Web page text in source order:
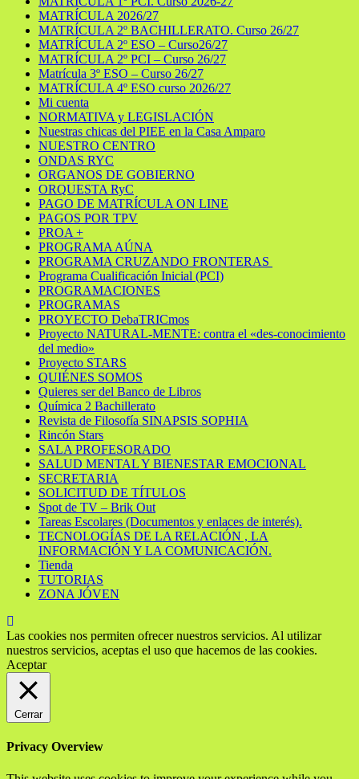
MATRÍCULA 2026/27
MATRÍCULA 2º BACHILLERATO. Curso 26/27
MATRÍCULA 2º ESO – Curso26/27
MATRÍCULA 2º PCI – Curso 26/27
Matrícula 3º ESO – Curso 26/27
MATRÍCULA 4º ESO curso 2026/27
Mi cuenta
NORMATIVA y LEGISLACIÓN
Nuestras chicas del PIEE en la Casa Amparo
NUESTRO CENTRO
ONDAS RYC
ORGANOS DE GOBIERNO
ORQUESTA RyC
PAGO DE MATRÍCULA ON LINE
PAGOS POR TPV
PROA +
PROGRAMA AÚNA
PROGRAMA CRUZANDO FRONTERAS
Programa Cualificación Inicial (PCI)
PROGRAMACIONES
PROGRAMAS
PROYECTO DebaTRICmos
Proyecto NATURAL-MENTE: contra el «des-conocimiento
del medio»
Proyecto STARS
QUIÉNES SOMOS
Quieres ser del Banco de Libros
Química 2 Bachillerato
Revista de Filosofía SINAPSIS SOPHIA
Rincón Stars
SALA PROFESORADO
SALUD MENTAL Y BIENESTAR EMOCIONAL
SECRETARIA
SOLICITUD DE TÍTULOS
Spot de TV – Brik Out
Tareas Escolares (Documentos y enlaces de interés).
TECNOLOGÍAS DE LA RELACIÓN , LA
INFORMACIÓN Y LA COMUNICACIÓN.
Tienda
TUTORIAS
ZONA JÓVEN
Las cookies nos permiten ofrecer nuestros servicios. Al utilizar
nuestros servicios, aceptas el uso que hacemos de las cookies.
Aceptar
Cerrar
Privacy Overview